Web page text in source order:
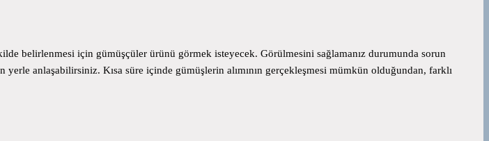
belirlenmesi için gümüşçüler ürünü görmek isteyecek. Görülmesini sağlamanız durumunda sorun
yerle anlaşabilirsiniz. Kısa süre içinde gümüşlerin alımının gerçekleşmesi mümkün olduğundan, farklı